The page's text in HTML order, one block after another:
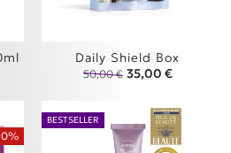
was: 19,00 €.
τιμή είναι: 15,98 €.
Daily Shield Box
50,00€ Original price
35,00 €Η
BESTSELLER